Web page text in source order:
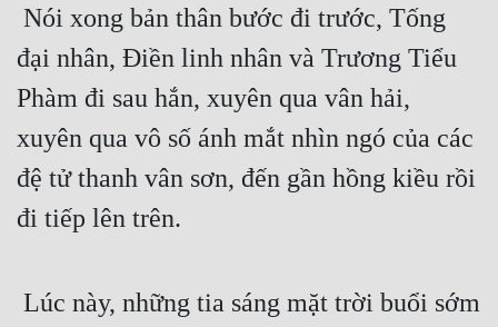
đại nhân, Điền linh nhân và Trương Tiểu
Phàm đi sau hắn, xuyên qua vân hải,
xuyên qua vô số ánh mắt nhìn ngó của các
đệ tử thanh vân sơn, đến gần hồng kiều rồi
đi tiếp lên trên.